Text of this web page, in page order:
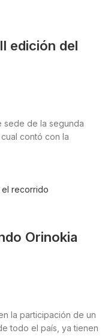
edición del
sede de la segunda
contó con la
Orinokia
la participación de un
todo el país, ya tienen